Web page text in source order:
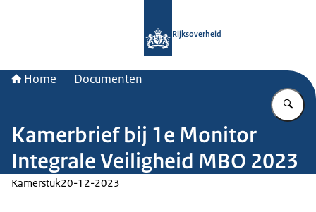
Rijksoverheid
Home Documenten
Kamerbrief bij 1e Monitor
Integrale Veiligheid MBO 2023
Kamerstuk20-12-2023